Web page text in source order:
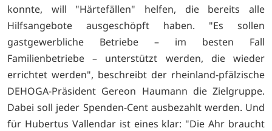
konnte, will "Härtefällen" helfen, die bereits alle
Hilfsangebote ausgeschöpft haben. "Es sollen
gastgewerbliche Betriebe – im besten Fall
Familienbetriebe – unterstützt werden, die wieder
errichtet werden", beschreibt der rheinland-pfälzische
DEHOGA-Präsident Gereon Haumann die Zielgruppe.
Dabei soll jeder Spenden-Cent ausbezahlt werden. Und
für Hubertus Vallendar ist eines klar: "Die Ahr braucht